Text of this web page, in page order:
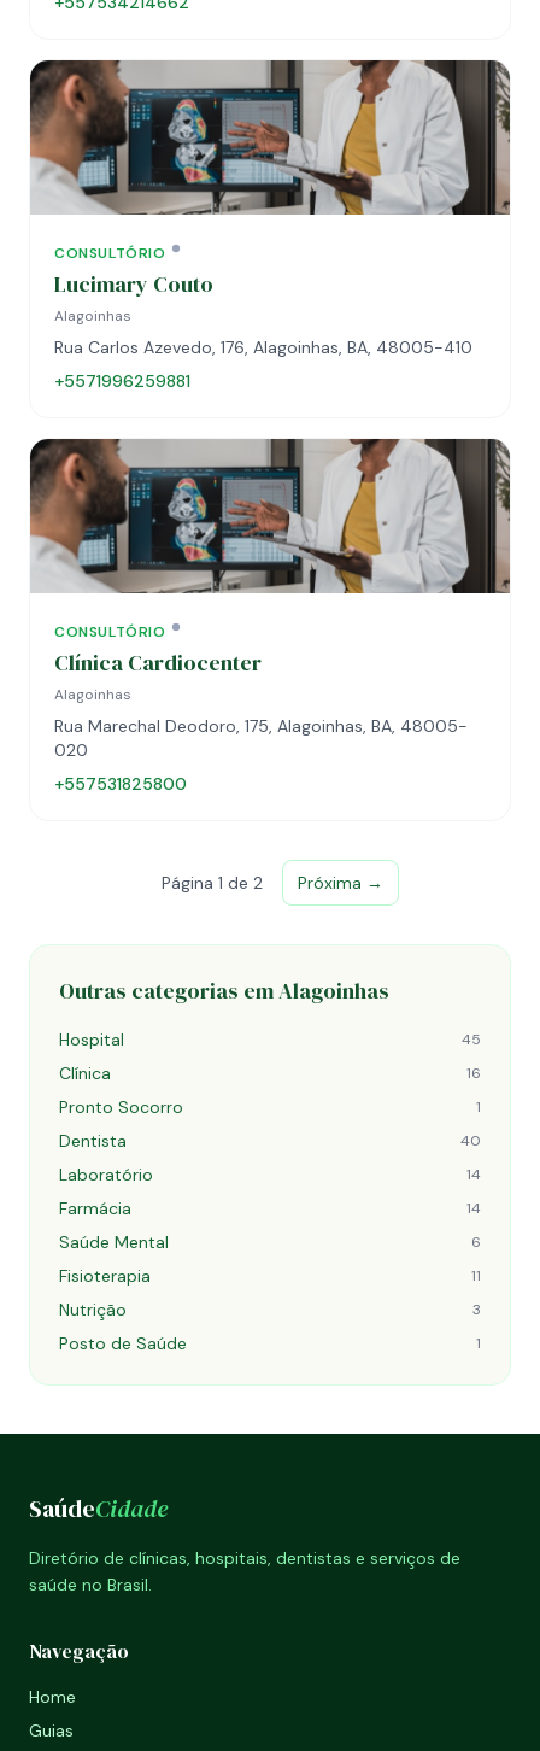
CONSULTÓRIO
Lucimary Couto
Alagoinhas
Rua Carlos Azevedo, 176, Alagoinhas, BA, 48005-410
+5571996259881
CONSULTÓRIO
Clínica Cardiocenter
Alagoinhas
Rua Marechal Deodoro, 175, Alagoinhas, BA, 48005-
020
+557531825800
Página 1 de 2 Próxima →
Outras categorias em Alagoinhas
Hospital 45
Clínica 16
Pronto Socorro 1
Dentista 40
Laboratório 14
Farmácia 14
Saúde Mental 6
Fisioterapia 11
Nutrição 3
Posto de Saúde 1
SaúdeCidade
Diretório de clínicas, hospitais, dentistas e serviços de
saúde no Brasil.
Navegação
Home
Guias